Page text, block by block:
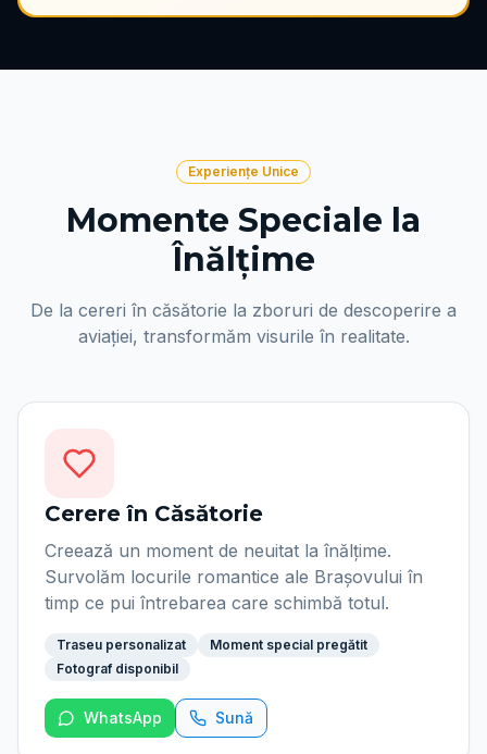
Experiențe Unice
Momente Speciale la
Înălțime
De la cereri în căsătorie la zboruri de descoperire a
aviației, transformăm visurile în realitate.
Cerere în Căsătorie
Creează un moment de neuitat la înălțime.
Survolăm locurile romantice ale Brașovului în
timp ce pui întrebarea care schimbă totul.
Traseu personalizat
Moment special pregătit
Fotograf disponibil
WhatsApp Sună